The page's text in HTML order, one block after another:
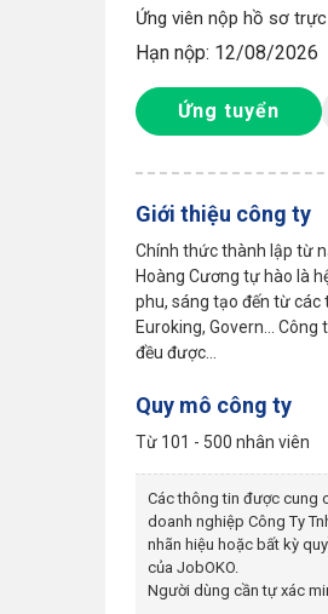
Ứng viên nộp hồ sơ
Hạn nộp: 12/08/2026
Ứng tuyển
Giới thiệu công ty
Chính thức thành lập từ
Hoàng Cương tự hào là
phu, sáng tạo đến từ các
Euroking, Govern...
đều được...
Quy mô công ty
Từ 101 - 500 nhân viên
Các thông tin được cung
doanh nghiệp Công Ty
nhãn hiệu hoặc bất kỳ
của JobOKO.
Người dùng cần tự xác